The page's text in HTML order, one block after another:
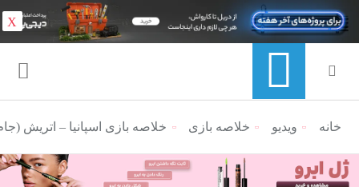
منوی ناوبری خرده نان
خانه ویدیو خلاصه بازی خلاصه بازی اسپانیا – اتریش (جام
X